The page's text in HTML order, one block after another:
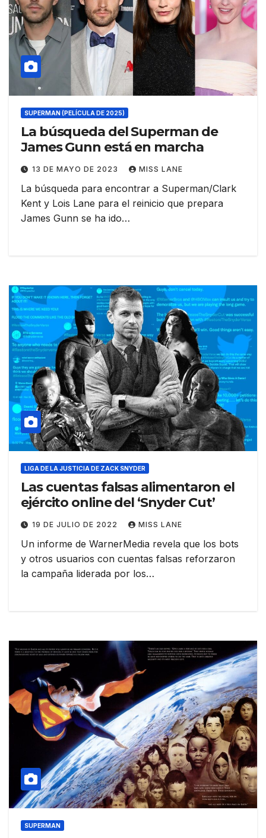
SUPERMAN (PELÍCULA DE 2025)
La búsqueda del Superman de
James Gunn está en marcha
13 DE MAYO DE 2023 MISS LANE
La búsqueda para encontrar a Superman/Clark
Kent y Lois Lane para el reinicio que prepara
James Gunn se ha ido…
LIGA DE LA JUSTICIA DE ZACK SNYDER
Las cuentas falsas alimentaron el
ejército online del ‘Snyder Cut’
19 DE JULIO DE 2022 MISS LANE
Un informe de WarnerMedia revela que los bots
y otros usuarios con cuentas falsas reforzaron
la campaña liderada por los…
SUPERMAN